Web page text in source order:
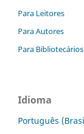
Para Leitores
Para Autores
Para Bibliotecários
Idioma
Português